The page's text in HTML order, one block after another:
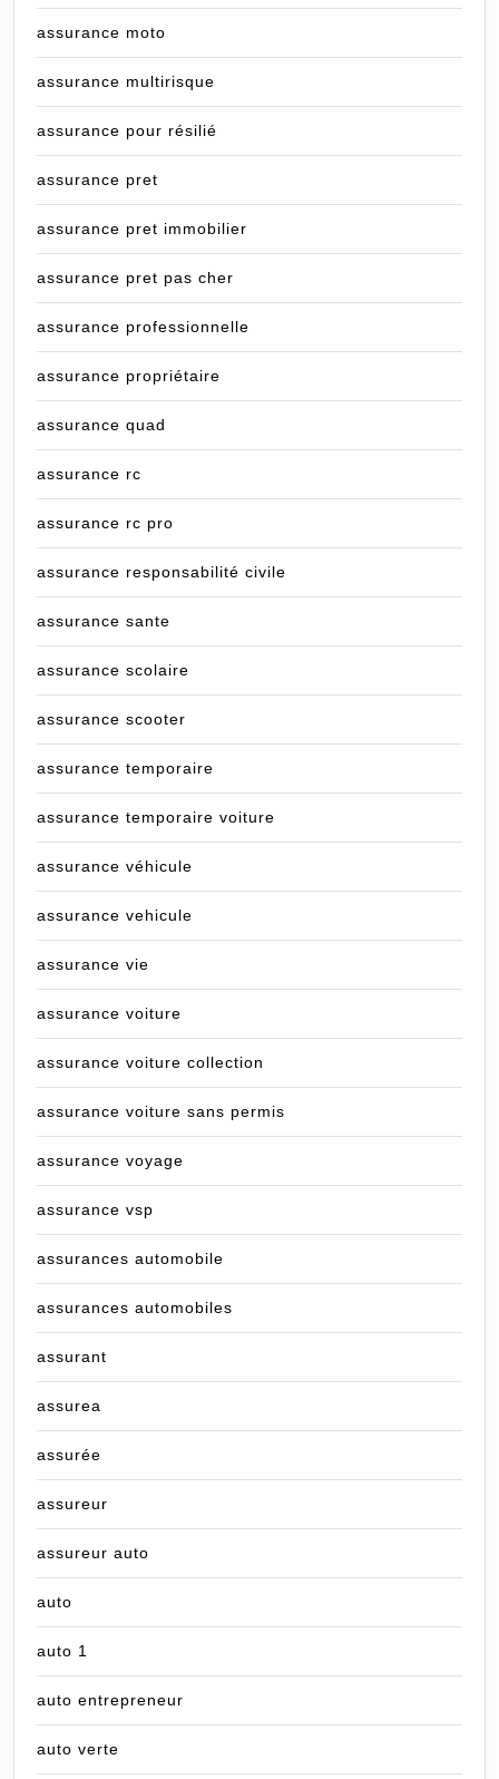
assurance moto
assurance multirisque
assurance pour résilié
assurance pret
assurance pret immobilier
assurance pret pas cher
assurance professionnelle
assurance propriétaire
assurance quad
assurance rc
assurance rc pro
assurance responsabilité civile
assurance sante
assurance scolaire
assurance scooter
assurance temporaire
assurance temporaire voiture
assurance véhicule
assurance vehicule
assurance vie
assurance voiture
assurance voiture collection
assurance voiture sans permis
assurance voyage
assurance vsp
assurances automobile
assurances automobiles
assurant
assurea
assurée
assureur
assureur auto
auto
auto 1
auto entrepreneur
auto verte